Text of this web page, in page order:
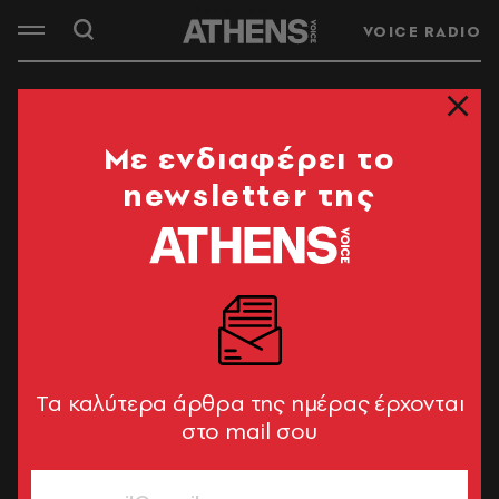
VOICE RADIO
Mε ενδιαφέρει το
newsletter της
Tα καλύτερα άρθρα της ημέρας έρχονται
στο mail σου